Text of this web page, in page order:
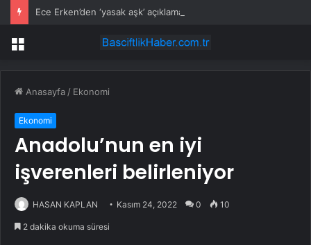
Menü
Anasayfa / Ekonomi
Ekonomi
Anadolu’nun en iyi
işverenleri belirleniyor
HASAN KAPLAN Kasım 24, 2022 0 10
2 dakika okuma süresi